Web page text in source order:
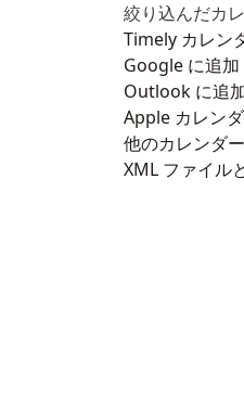
絞り込んだカ
Timely カレン
Google に追加
Outlook に追
Apple カレン
他のカレンダ
XML ファイル